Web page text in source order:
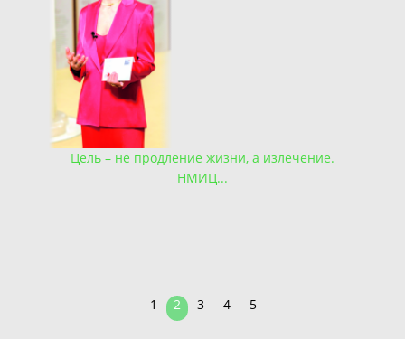
Цель – не продление жизни, а излечение.
НМИЦ...
1 2 3 4 5